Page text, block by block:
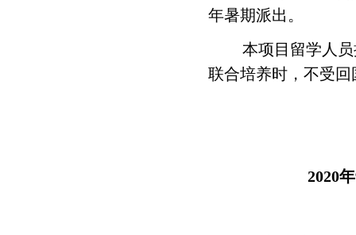
年暑期派出。
本项目留学人
联合培养时，不受
2020年